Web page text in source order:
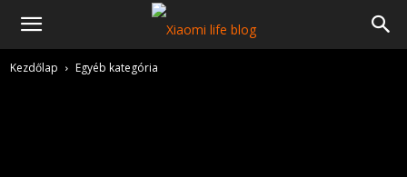
Kezdőlap Egyéb kategória